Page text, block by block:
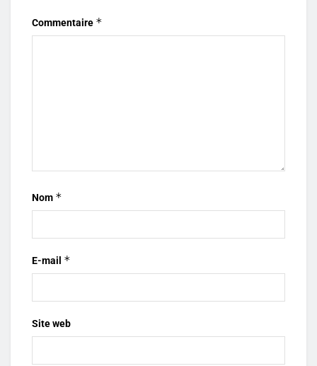
Commentaire *
Nom *
E-mail *
Site web